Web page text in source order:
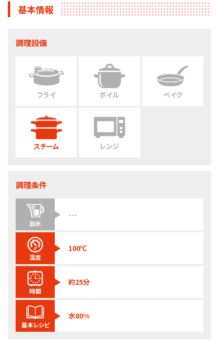
基本情報
調理設備
フライ ボイル ベイク
スチーム レンジ
調理条件
加水
---
温度
100℃
時間
約25分
基本レシピ
水80%